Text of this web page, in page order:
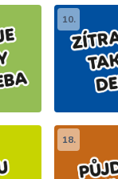
10.
18.